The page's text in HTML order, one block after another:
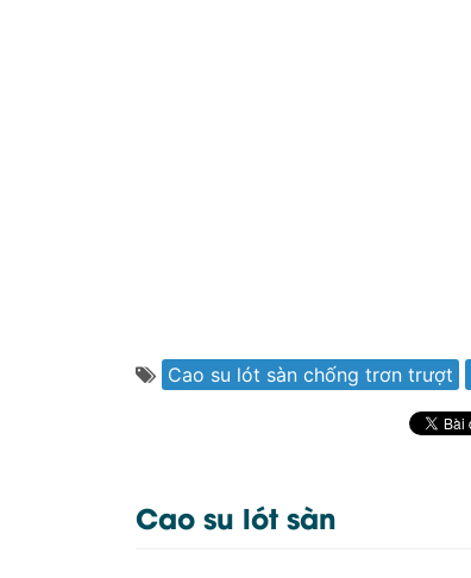
Cao su lót sàn chống trơn trượt
Cao su lót sàn